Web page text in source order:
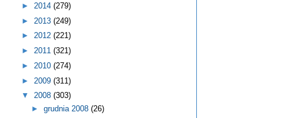
► 2014 (279)
► 2013 (249)
► 2012 (221)
► 2011 (321)
► 2010 (274)
► 2009 (311)
▼ 2008 (303)
► grudnia 2008 (26)